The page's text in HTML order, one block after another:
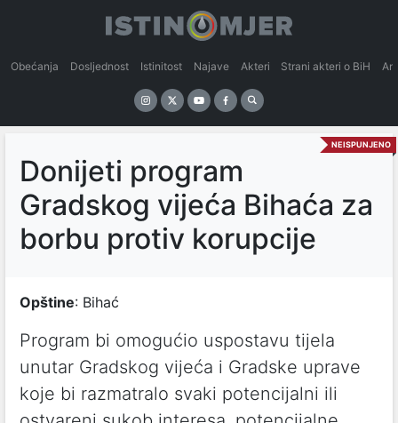
Obećanja Dosljednost Istinitost Najave Akteri Strani akteri o BiH
NEISPUNJENO
Donijeti program
Gradskog vijeća Bihaća za
borbu protiv korupcije
Opštine: Bihać
Program bi omogućio uspostavu tijela
unutar Gradskog vijeća i Gradske uprave
koje bi razmatralo svaki potencijalni ili